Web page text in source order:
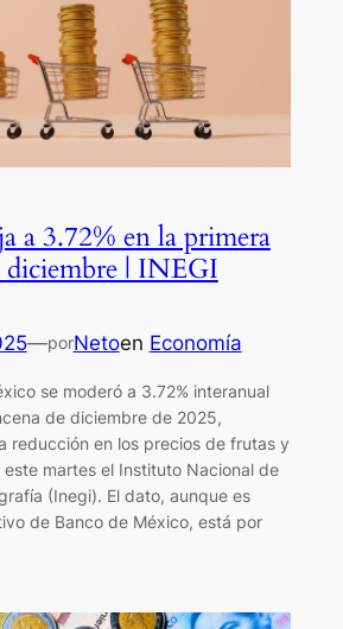
a 3.72% en la primera
diciembre | INEGI
—porNetoen Economía
se moderó a 3.72% interanual
de diciembre de 2025,
reducción en los precios de frutas y
martes el Instituto Nacional de
(Inegi). El dato, aunque es
de Banco de México, está por